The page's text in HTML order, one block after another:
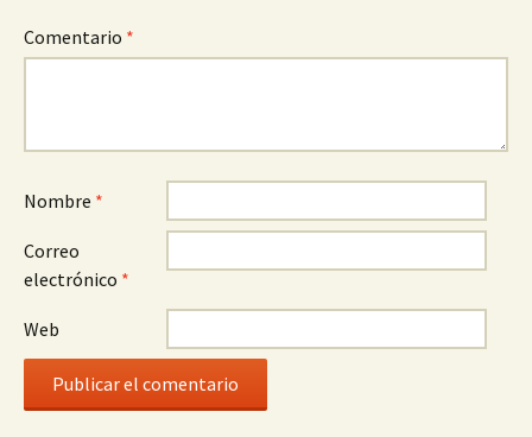
Comentario *
Nombre *
Correo
electrónico *
Web